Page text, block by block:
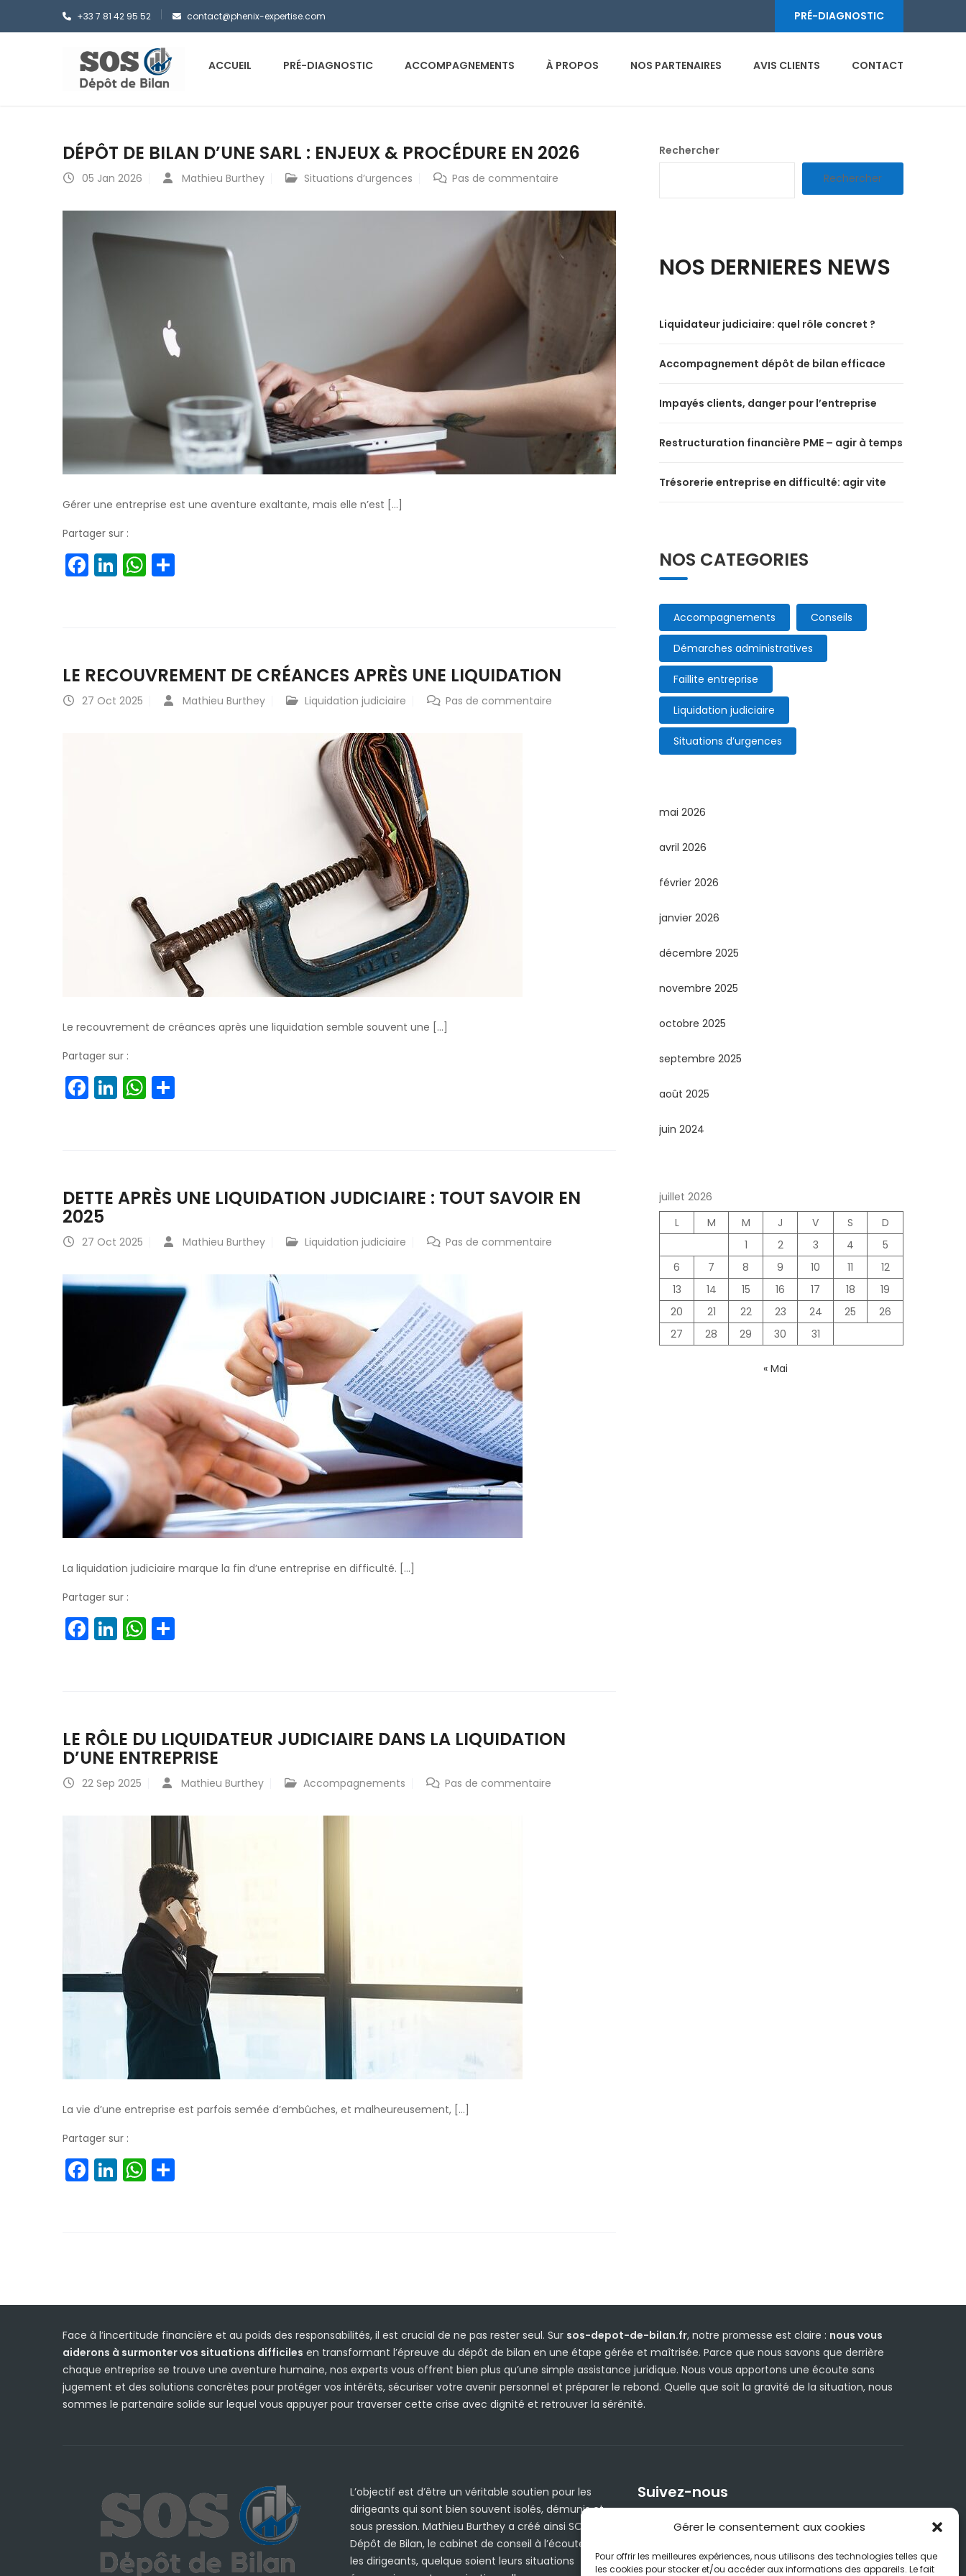
Gérer le consentement aux cookies
Pour offrir les meilleures expériences, nous utilisons des technologies telles que
les cookies pour stocker et/ou accéder aux informations des appareils. Le fait
+33 7 81 42 95 52 contact@phenix-expertise.com PRÉ-DIAGNOSTIC
ACCUEIL PRÉ-DIAGNOSTIC ACCOMPAGNEMENTS À PROPOS NOS PARTENAIRES AVIS CLIENTS CONTACT
DÉPÔT DE BILAN D’UNE SARL : ENJEUX & PROCÉDURE EN 2026
05 Jan 2026 Mathieu Burthey Situations d’urgences Pas de commentaire
Gérer une entreprise est une aventure exaltante, mais elle n’est […]
Partager sur :
Facebook
LinkedIn
WhatsApp
LE RECOUVREMENT DE CRÉANCES APRÈS UNE LIQUIDATION
27 Oct 2025 Mathieu Burthey Liquidation judiciaire Pas de commentaire
Le recouvrement de créances après une liquidation semble souvent une […]
Partager sur :
Facebook
LinkedIn
WhatsApp
DETTE APRÈS UNE LIQUIDATION JUDICIAIRE : TOUT SAVOIR EN
2025
27 Oct 2025 Mathieu Burthey Liquidation judiciaire Pas de commentaire
La liquidation judiciaire marque la fin d’une entreprise en difficulté. […]
Partager sur :
Facebook
LinkedIn
WhatsApp
LE RÔLE DU LIQUIDATEUR JUDICIAIRE DANS LA LIQUIDATION
D’UNE ENTREPRISE
22 Sep 2025 Mathieu Burthey Accompagnements Pas de commentaire
La vie d’une entreprise est parfois semée d’embûches, et malheureusement, […]
Partager sur :
Facebook
LinkedIn
WhatsApp
Rechercher
Rechercher
NOS DERNIERES NEWS
Liquidateur judiciaire: quel rôle concret ?
Accompagnement dépôt de bilan efficace
Impayés clients, danger pour l’entreprise
Restructuration financière PME – agir à temps
Trésorerie entreprise en difficulté: agir vite
NOS CATEGORIES
Accompagnements Conseils
Démarches administratives
Faillite entreprise
Liquidation judiciaire
Situations d’urgences
mai 2026
avril 2026
février 2026
janvier 2026
décembre 2025
novembre 2025
octobre 2025
septembre 2025
août 2025
juin 2024
juillet 2026
L
M M J V S
D
1
2 3 4
5
6
7 8 9 10 11
12
13
14 15 16 17 18
19
20
21 22 23 24 25
26
27
28 29 30 31
« Mai
Face à l’incertitude financière et au poids des responsabilités, il est crucial de ne pas rester seul. Sur sos-depot-de-bilan.fr, notre promesse est claire : nous vous
aiderons à surmonter vos situations difficiles en transformant l’épreuve du dépôt de bilan en une étape gérée et maîtrisée. Parce que nous savons que derrière
chaque entreprise se trouve une aventure humaine, nos experts vous offrent bien plus qu’une simple assistance juridique. Nous vous apportons une écoute sans
jugement et des solutions concrètes pour protéger vos intérêts, sécuriser votre avenir personnel et préparer le rebond. Quelle que soit la gravité de la situation, nous
sommes le partenaire solide sur lequel vous appuyer pour traverser cette crise avec dignité et retrouver la sérénité.
L’objectif est d’être un véritable soutien pour les
dirigeants qui sont bien souvent isolés, démunis et
sous pression. Mathieu Burthey a créé ainsi SOS
Dépôt de Bilan, le cabinet de conseil à l’écoute de
les dirigeants, quelque soient leurs situations
Suivez-nous
SOS En ligne